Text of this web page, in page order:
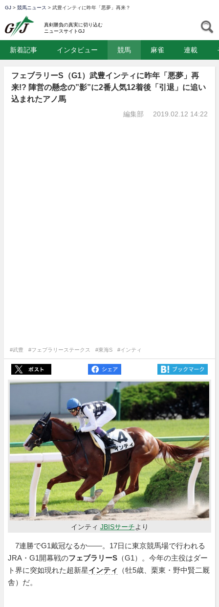
GJ > 競馬ニュース > 武豊インティに昨年「悪夢」再来？
真剣勝負の真実に切り込む
ニュースサイトGJ
新着記事 インタビュー 競馬 麻雀 連載
フェブラリーS（G1）武豊インティに昨年「悪夢」再
来!? 陣営の懸念の”影”に2番人気12着後「引退」に追い
込まれたアノ馬
編集部 2019.02.12 14:22
#武豊 #フェブラリーステークス #東海S #インティ
インティ JBISサーチより
7連勝でG1戴冠なるか――。17日に東京競馬場で行われる
JRA・G1開幕戦のフェブラリーS （G1）。今年の主役はダー
ト界に突如現れた超新星インティ
（牡5歳、栗東・野中賢二厩
舎）だ。